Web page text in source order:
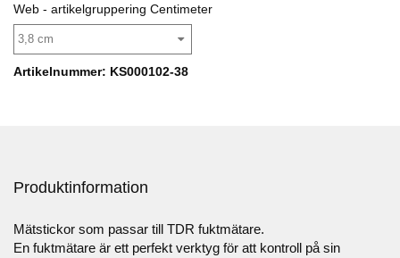
Web - artikelgruppering Centimeter
3,8 cm
Artikelnummer: KS000102-38
Produktinformation
Mätstickor som passar till TDR fuktmätare.
En fuktmätare är ett perfekt verktyg för att kontroll på sin